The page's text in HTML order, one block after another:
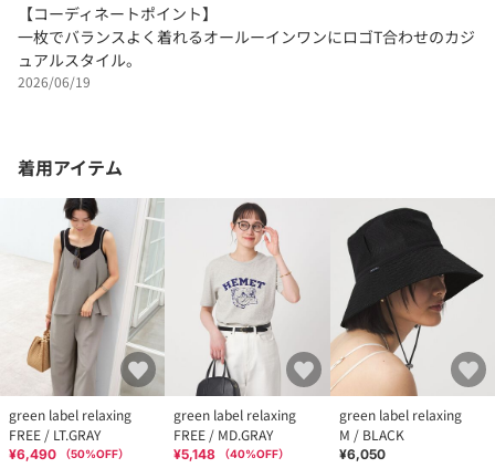
【コーディネートポイント】
一枚でバランスよく着れるオールーインワンにロゴT合わせのカジ
ュアルスタイル。
2026/06/19
着用アイテム
green label relaxing
FREE / LT.GRAY
¥6,490 （50%OFF）
green label relaxing
FREE / MD.GRAY
¥5,148 （40%OFF）
green label relaxing
M / BLACK
¥6,050